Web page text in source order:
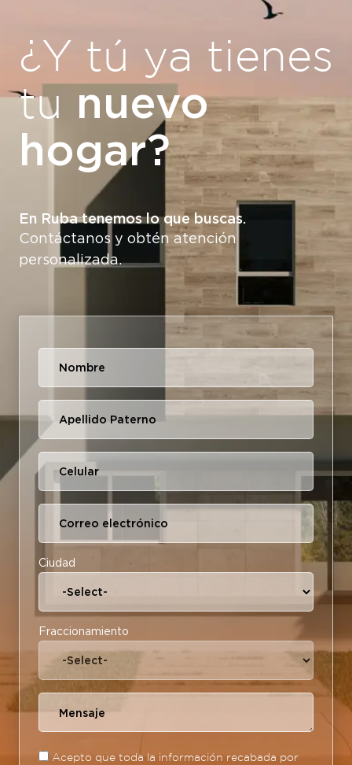
¿Y tú ya tienes
tu nuevo
hogar?
En Ruba tenemos lo que buscas.
Contáctanos y obtén atención
personalizada.
Ciudad
Fraccionamiento
Acepto que toda la información recabada por